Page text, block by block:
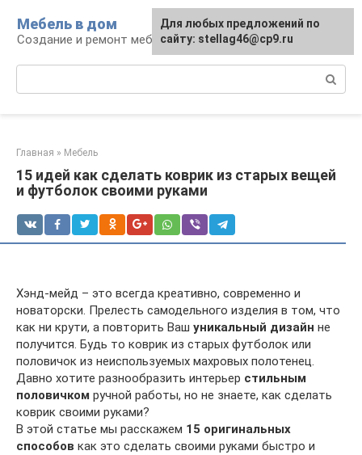
контенту
Мебель в дом
Создание и ремонт мебели
Главная » Мебель
15 идей как сделать коврик из старых вещей
и футболок своими руками
Хэнд-мейд – это всегда креативно, современно и
новаторски. Прелесть самодельного изделия в том, что
как ни крути, а повторить Ваш уникальный дизайн не
получится. Будь то коврик из старых футболок или
половичок из неиспользуемых махровых полотенец.
Давно хотите разнообразить интерьер стильным
половичком ручной работы, но не знаете, как сделать
коврик своими руками?
В этой статье мы расскажем 15 оригинальных
способов как это сделать своими руками быстро и
Для любых предложений по
сайту: stellag46@cp9.ru